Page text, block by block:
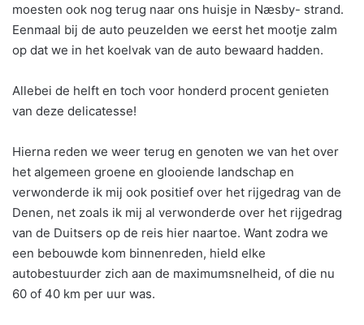
moesten ook nog terug naar ons huisje in Næsby- strand.
Eenmaal bij de auto peuzelden we eerst het mootje zalm
op dat we in het koelvak van de auto bewaard hadden.
Allebei de helft en toch voor honderd procent genieten
van deze delicatesse!
Hierna reden we weer terug en genoten we van het over
het algemeen groene en glooiende landschap en
verwonderde ik mij ook positief over het rijgedrag van de
Denen, net zoals ik mij al verwonderde over het rijgedrag
van de Duitsers op de reis hier naartoe. Want zodra we
een bebouwde kom binnenreden, hield elke
autobestuurder zich aan de maximumsnelheid, of die nu
60 of 40 km per uur was.